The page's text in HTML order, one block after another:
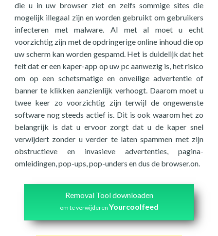
die u in uw browser ziet en zelfs sommige sites die
mogelijk illegaal zijn en worden gebruikt om gebruikers
infecteren met malware. Al met al moet u echt
voorzichtig zijn met de opdringerige online inhoud die op
uw scherm kan worden gespamd. Het is duidelijk dat het
feit dat er een kaper-app op uw pc aanwezig is, het risico
om op een schetsmatige en onveilige advertentie of
banner te klikken aanzienlijk verhoogt. Daarom moet u
twee keer zo voorzichtig zijn terwijl de ongewenste
software nog steeds actief is. Dit is ook waarom het zo
belangrijk is dat u ervoor zorgt dat u de kaper snel
verwijdert zonder u verder te laten spammen met zijn
obstructieve en invasieve advertenties, pagina-
omleidingen, pop-ups, pop-unders en dus de browser.on.
Removal Tool downloaden
om te verwijderen Yourcoolfeed